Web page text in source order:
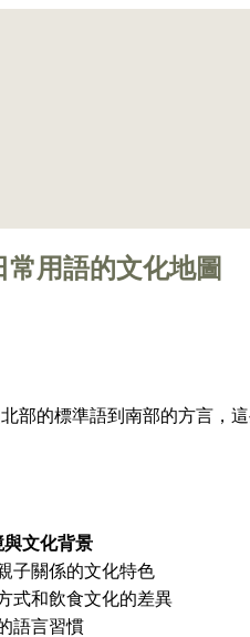
用語的文化地圖
部的標準語到南部的方言
與文化背景
子關係的文化特色
式和飲食文化的差異
語言習慣